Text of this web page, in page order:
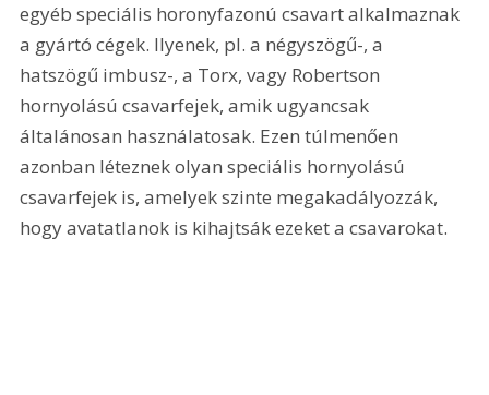
egyéb speciális horonyfazonú csavart alkalmaznak
a gyártó cégek. Ilyenek, pl. a négyszögű-, a
hatszögű imbusz-, a Torx, vagy Robertson
hornyolású csavarfejek, amik ugyancsak
általánosan használatosak. Ezen túlmenően
azonban léteznek olyan speciális hornyolású
csavarfejek is, amelyek szinte megakadályozzák,
hogy avatatlanok is kihajtsák ezeket a csavarokat.